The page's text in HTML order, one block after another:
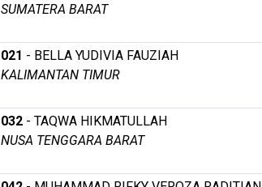
SUMATERA BARAT
021 - BELLA YUDIVIA FAUZIAH
KALIMANTAN TIMUR
032 - TAQWA HIKMATULLAH
NUSA TENGGARA BARAT